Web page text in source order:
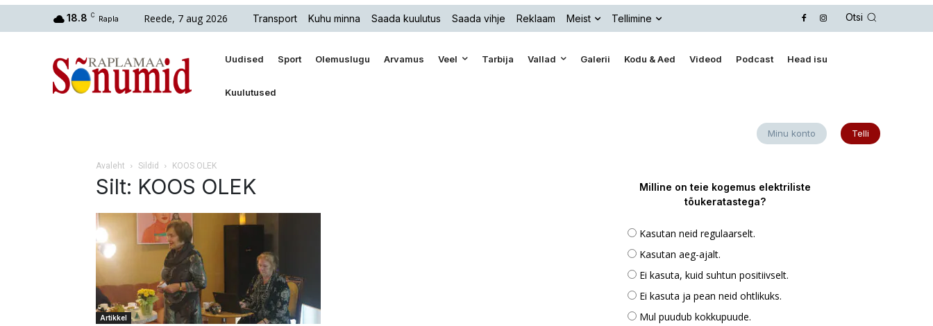
18.8 C Rapla Reede, 7 aug 2026 Transport Kuhu minna Saada kuulutus Saada vihje Reklaam Meist Tellimine Otsi
Uudised Sport Olemuslugu Arvamus Veel Tarbija Vallad Galerii Kodu & Aed Videod Podcast Head isu
Kuulutused
Minu konto Telli
Avaleht Sildid KOOS OLEK
Silt: KOOS OLEK
Artikkel
Milline on teie kogemus elektriliste
tõukeratastega?
Kasutan neid regulaarselt.
Kasutan aeg-ajalt.
Ei kasuta, kuid suhtun positiivselt.
Ei kasuta ja pean neid ohtlikuks.
Mul puudub kokkupuude.